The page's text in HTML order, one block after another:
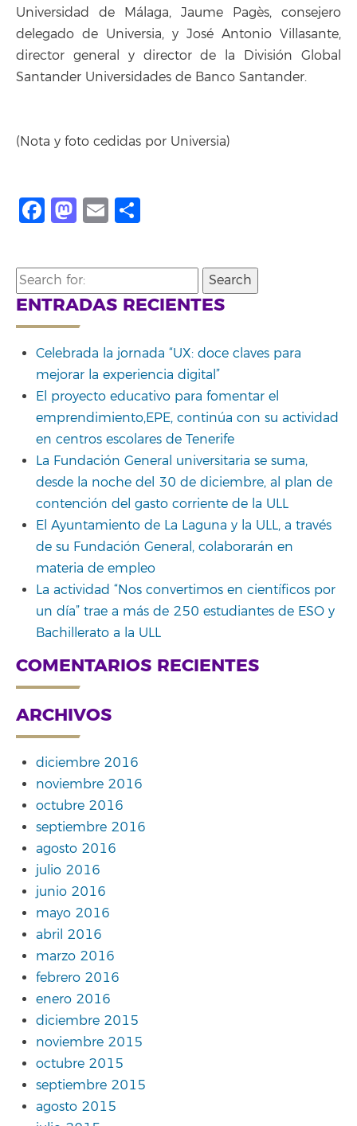
Universidad de Málaga, Jaume Pagès, consejero
delegado de Universia, y José Antonio Villasante,
director general y director de la División Global
Santander Universidades de Banco Santander.
(Nota y foto cedidas por Universia)
Facebook
Mastodon
Email
Search
for:
ENTRADAS RECIENTES
Celebrada la jornada “UX: doce claves para
mejorar la experiencia digital”
El proyecto educativo para fomentar el
emprendimiento,EPE, continúa con su actividad
en centros escolares de Tenerife
La Fundación General universitaria se suma,
desde la noche del 30 de diciembre, al plan de
contención del gasto corriente de la ULL
El Ayuntamiento de La Laguna y la ULL, a través
de su Fundación General, colaborarán en
materia de empleo
La actividad “Nos convertimos en científicos por
un día” trae a más de 250 estudiantes de ESO y
Bachillerato a la ULL
COMENTARIOS RECIENTES
ARCHIVOS
diciembre 2016
noviembre 2016
octubre 2016
septiembre 2016
agosto 2016
julio 2016
junio 2016
mayo 2016
abril 2016
marzo 2016
febrero 2016
enero 2016
diciembre 2015
noviembre 2015
octubre 2015
septiembre 2015
agosto 2015